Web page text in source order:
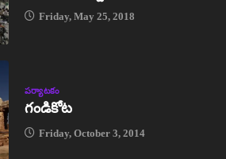
Friday, May 25, 2018
పర్యాటకం
గండికోట
Friday, October 3, 2014